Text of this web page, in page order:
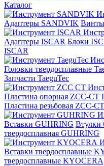
Каталог
Адаптеры SANDVIK
Адаптеры ISCAR Блоки
ISCAR
Головки твердосплавные
Запчасти TaeguTec
Пластина опорная ZCC-CT
Пластина резьбовая ZCC-CT
Вставки GUHRING Втулки
твердосплавная GUHRING
Вставки твердосплавные
твердосплавные KYOCERA